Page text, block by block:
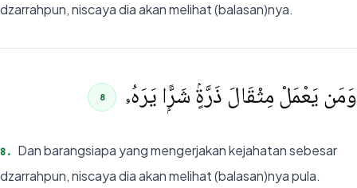
dzarrahpun, niscaya dia akan melihat (balasan)nya.
وَمَن يَعْمَلْ مِثْقَالَ ذَرَّةٍۢ شَرًّۭا يَرَهُۥ 8
8.
Dan barangsiapa yang mengerjakan kejahatan sebesar
dzarrahpun, niscaya dia akan melihat (balasan)nya pula.